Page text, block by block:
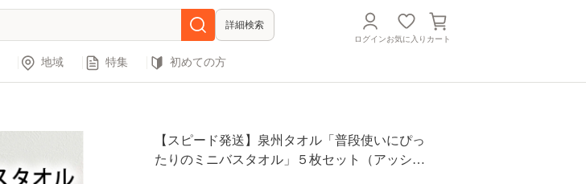
詳細検索
ログインお気に入り カート
地域 特集 初めての方
【スピード発送】泉州タオル「普段使いにぴっ
たりのミニバスタオル」５枚セット（アッシュ